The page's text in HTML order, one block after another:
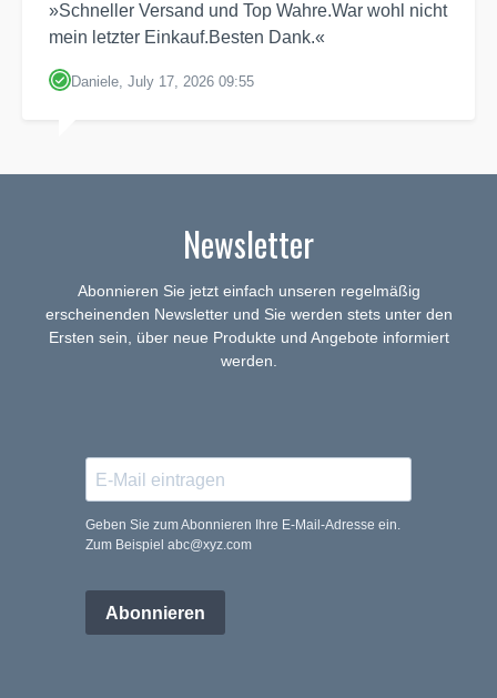
»Schneller Versand und Top Wahre.War wohl nicht
mein letzter Einkauf.Besten Dank.«
Daniele, July 17, 2026 09:55
Newsletter
Abonnieren Sie jetzt einfach unseren regelmäßig
erscheinenden Newsletter und Sie werden stets unter den
Ersten sein, über neue Produkte und Angebote informiert
werden.
Geben Sie zum Abonnieren Ihre E-Mail-Adresse ein.
Zum Beispiel abc@xyz.com
Abonnieren